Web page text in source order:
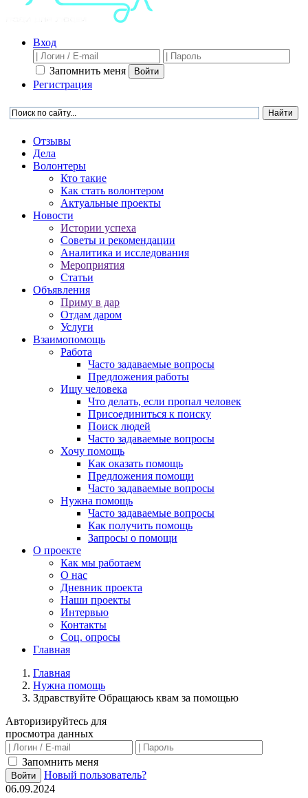
Вход
Запомнить меня Войти
Регистрация
Отзывы
Дела
Волонтеры
Кто такие
Как стать волонтером
Актуальные проекты
Новости
Истории успеха
Советы и рекомендации
Аналитика и исследования
Мероприятия
Статьи
Объявления
Приму в дар
Отдам даром
Услуги
Взаимопомощь
Работа
Часто задаваемые вопросы
Предложения работы
Ищу человека
Что делать, если пропал человек
Присоединиться к поиску
Поиск людей
Часто задаваемые вопросы
Хочу помощь
Как оказать помощь
Предложения помощи
Часто задаваемые вопросы
Нужна помощь
Часто задаваемые вопросы
Как получить помощь
Запросы о помощи
О проекте
Как мы работаем
О нас
Дневник проекта
Наши проекты
Интервью
Контакты
Соц. опросы
Главная
Главная
Нужна помощь
Здравствуйте Обращаюсь квам за помощью
Авторизируйтесь для
просмотра данных
Запомнить меня
Войти
Новый пользователь?
06.09.2024